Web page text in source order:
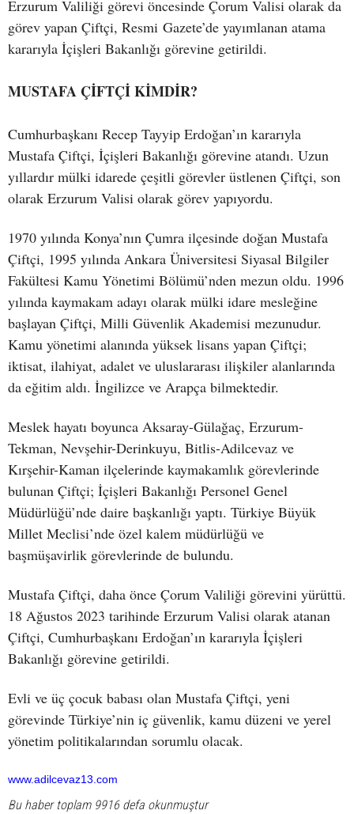
Erzurum Valiliği görevi öncesinde Çorum Valisi olarak da
görev yapan Çiftçi, Resmi Gazete’de yayımlanan atama
kararıyla İçişleri Bakanlığı görevine getirildi.
MUSTAFA ÇİFTÇİ KİMDİR?
Cumhurbaşkanı Recep Tayyip Erdoğan’ın kararıyla
Mustafa Çiftçi, İçişleri Bakanlığı görevine atandı. Uzun
yıllardır mülki idarede çeşitli görevler üstlenen Çiftçi, son
olarak Erzurum Valisi olarak görev yapıyordu.
1970 yılında Konya’nın Çumra ilçesinde doğan Mustafa
Çiftçi, 1995 yılında Ankara Üniversitesi Siyasal Bilgiler
Fakültesi Kamu Yönetimi Bölümü’nden mezun oldu. 1996
yılında kaymakam adayı olarak mülki idare mesleğine
başlayan Çiftçi, Milli Güvenlik Akademisi mezunudur.
Kamu yönetimi alanında yüksek lisans yapan Çiftçi;
iktisat, ilahiyat, adalet ve uluslararası ilişkiler alanlarında
da eğitim aldı. İngilizce ve Arapça bilmektedir.
Meslek hayatı boyunca Aksaray-Gülağaç, Erzurum-
Tekman, Nevşehir-Derinkuyu, Bitlis-Adilcevaz ve
Kırşehir-Kaman ilçelerinde kaymakamlık görevlerinde
bulunan Çiftçi; İçişleri Bakanlığı Personel Genel
Müdürlüğü’nde daire başkanlığı yaptı. Türkiye Büyük
Millet Meclisi’nde özel kalem müdürlüğü ve
başmüşavirlik görevlerinde de bulundu.
Mustafa Çiftçi, daha önce Çorum Valiliği görevini yürüttü.
18 Ağustos 2023 tarihinde Erzurum Valisi olarak atanan
Çiftçi, Cumhurbaşkanı Erdoğan’ın kararıyla İçişleri
Bakanlığı görevine getirildi.
Evli ve üç çocuk babası olan Mustafa Çiftçi, yeni
görevinde Türkiye’nin iç güvenlik, kamu düzeni ve yerel
yönetim politikalarından sorumlu olacak.
www.adilcevaz13.com
Bu haber toplam 9916 defa okunmuştur